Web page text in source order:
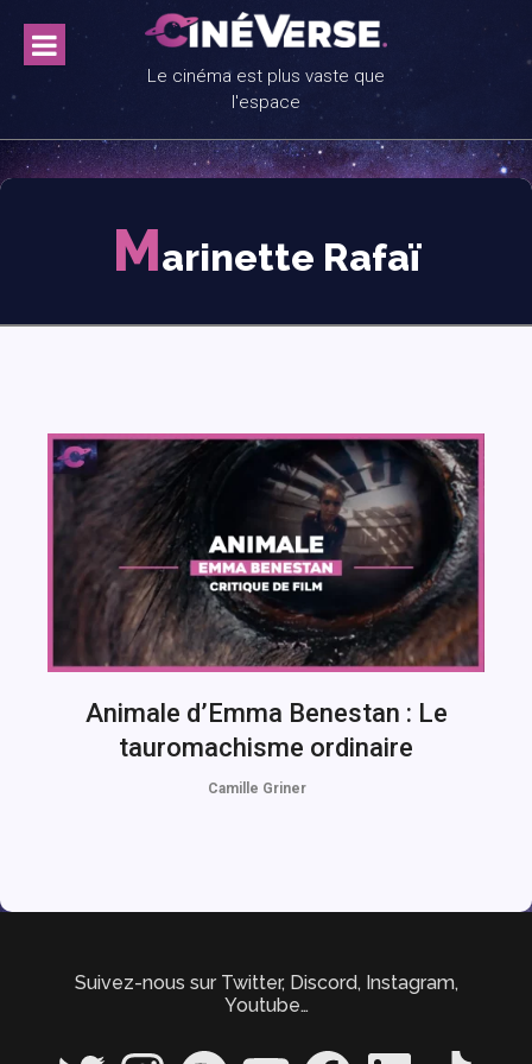
content
Le cinéma est plus vaste que
l'espace
Marinette Rafaï
Animale d’Emma Benestan : Le
tauromachisme ordinaire
Camille Griner
Suivez-nous sur Twitter, Discord, Instagram,
Youtube…
Twitter InstagramSpotify YouTube FacebookLinkedIn TikTok